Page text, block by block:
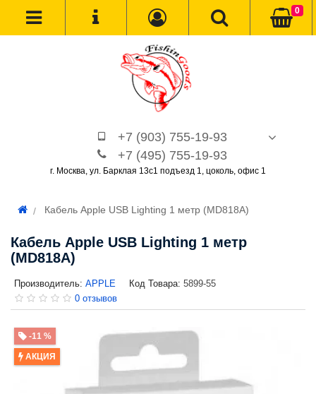
+7 (903) 755-19-93
+7 (495) 755-19-93
г. Москва, ул. Барклая 13с1 подъезд 1, цоколь, офис 1
0
Кабель Apple USB Lighting 1 метр (MD818A)
Кабель Apple USB Lighting 1 метр
(MD818A)
Производитель: APPLE Код Товара: 5899-55
0 отзывов
-11 %
АКЦИЯ